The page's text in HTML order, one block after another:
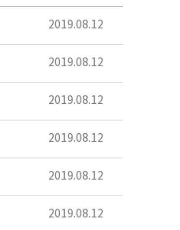
2019.08.12
2019.08.12
2019.08.12
2019.08.12
2019.08.12
2019.08.12